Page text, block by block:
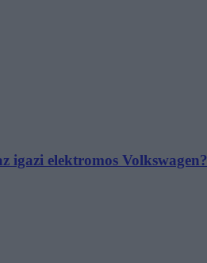
igazi elektromos Volkswagen?